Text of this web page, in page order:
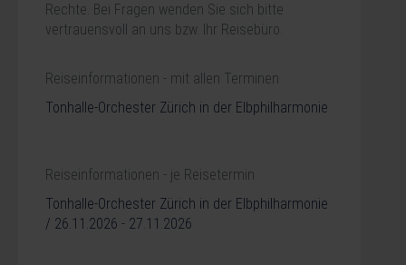
Rechte. Bei Fragen wenden Sie sich bitte
vertrauensvoll an uns bzw. Ihr Reisebüro.
Reiseinformationen - mit allen Terminen
Tonhalle-Orchester Zürich in der Elbphilharmonie
Reiseinformationen - je Reisetermin
Tonhalle-Orchester Zürich in der Elbphilharmonie
/ 26.11.2026 - 27.11.2026